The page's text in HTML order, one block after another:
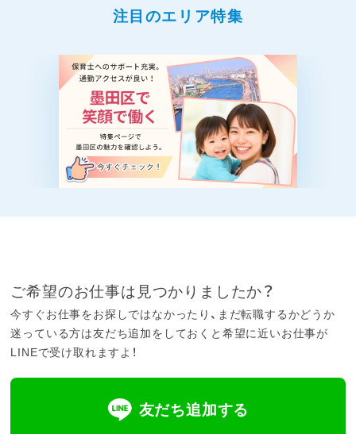
注目のエリア特集
ご希望のお仕事は見つかりましたか？
今すぐお仕事をお探しではなかったり、まだ転職するかどうか
迷っている方は友だち追加をしておくと希望に近いお仕事が
LINEで受け取れますよ！
友だち追加する